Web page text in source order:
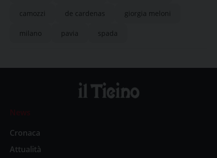
camozzi de cardenas giorgia meloni
milano pavia spada
News
Cronaca
Attualità